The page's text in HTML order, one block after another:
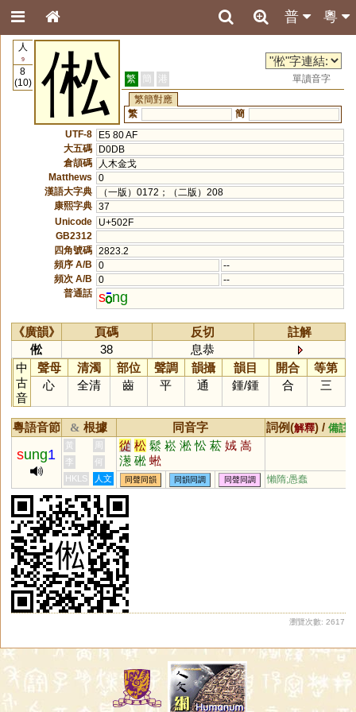
粵
普
人
9
8
(10)
倯 繁 簡 港
單讀音字
繁簡對應
繁
簡
UTF-8
E5 80 AF
大五碼
D0DB
倉頡碼
人木金戈
Matthews
0
漢語大字典
（一版）0172；（二版）208
康熙字典 37
Unicode
U+502F
GB2312
四角號碼 2823.2
頻序 A/B
0
--
頻次 A/B
0
--
普通話 s ng
《廣韻》 頁碼 反切
註解
倯
38
息恭
中
古
音
聲母 清濁 部位 聲調 韻攝 韻目 開合
等第
心
全清 齒 平 通 鍾/鍾 合 三
粵語音節 & 根據 同音字 詞例(解釋) / 備註
sung1
黃 周 從 松 鬆 崧 淞 忪 菘 娀 嵩
濍 硹 蜙
李
何
HKLS
人文 同聲同韻 同韻同調 同聲同調 懶隋;愚蠢
瀏覽次數: 2617